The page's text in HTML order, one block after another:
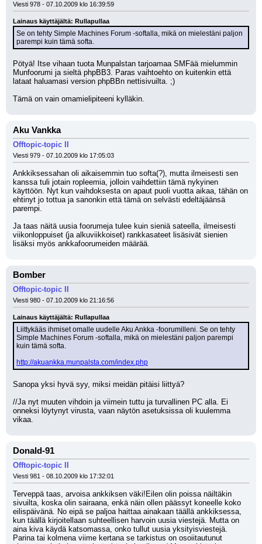
Viesti 978 - 07.10.2009 klo 16:39:59
Lainaus käyttäjältä: Rullapullaa
Se on tehty Simple Machines Forum -softalla, mikä on mielestäni paljon
parempi kuin tämä softa.
Pötyä! Itse vihaan tuota Munpalstan tarjoamaa SMFää mielummin
Munfoorumi ja sieltä phpBB3. Paras vaihtoehto on kuitenkin että
lataat haluamasi version phpBBn nettisivuilta. ;)
Tämä on vain omamielipiteeni kylläkin.
Aku Vankka
Offtopic-topic II
Viesti 979 - 07.10.2009 klo 17:05:03
Ankkiksessahan oli aikaisemmin tuo softa(?), mutta ilmeisesti sen
kanssa tuli jotain ropleemia, jolloin vaihdettiin tämä nykyinen
käyttöön. Nyt kun vaihdoksesta on apaut puoli vuotta aikaa, tähän on
ehtinyt jo tottua ja sanonkin että tämä on selvästi edeltäjäänsä
parempi.
Ja taas näitä uusia foorumeja tulee kuin sieniä sateella, ilmeisesti
viikonloppuiset (ja alkuviikkoiset) rankkasateet lisäsivät sienien
lisäksi myös ankkafoorumeiden määrää.
Bomber
Offtopic-topic II
Viesti 980 - 07.10.2009 klo 21:16:56
Lainaus käyttäjältä: Rullapullaa
Liittykääs ihmiset omalle uudelle Aku Ankka -foorumilleni. Se on tehty
Simple Machines Forum -softalla, mikä on mielestäni paljon parempi
kuin tämä softa.
http://akuankka.munpalsta.com/index.php
Sanopa yksi hyvä syy, miksi meidän pitäisi liittyä?
//Ja nyt muuten vihdoin ja viimein tuttu ja turvallinen PC alla. Ei
onneksi löytynyt virusta, vaan näytön asetuksissa oli kuulemma
vikaa.
Donald-91
Offtopic-topic II
Viesti 981 - 08.10.2009 klo 17:32:01
Terveppä taas, arvoisa ankkiksen väki!Eilen olin poissa näiltäkin
sivuilta, koska olin sairaana, enkä näin ollen päässyt koneelle koko
eilispäivänä. No eipä se paljoa haittaa ainakaan täällä ankkiksessa,
kun täällä kirjoitellaan suhteellisen harvoin uusia viestejä. Mutta on
aina kiva käydä katsomassa, onko tullut uusia yksityisviestejä.
Parina tai kolmena viime kertana se tarkistus on osoiitautunut